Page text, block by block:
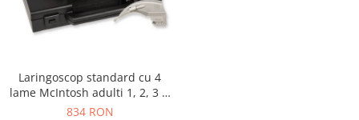
Laringoscop standard cu 4
lame McIntosh adulti 1, 2, 3 si
4
834 RON